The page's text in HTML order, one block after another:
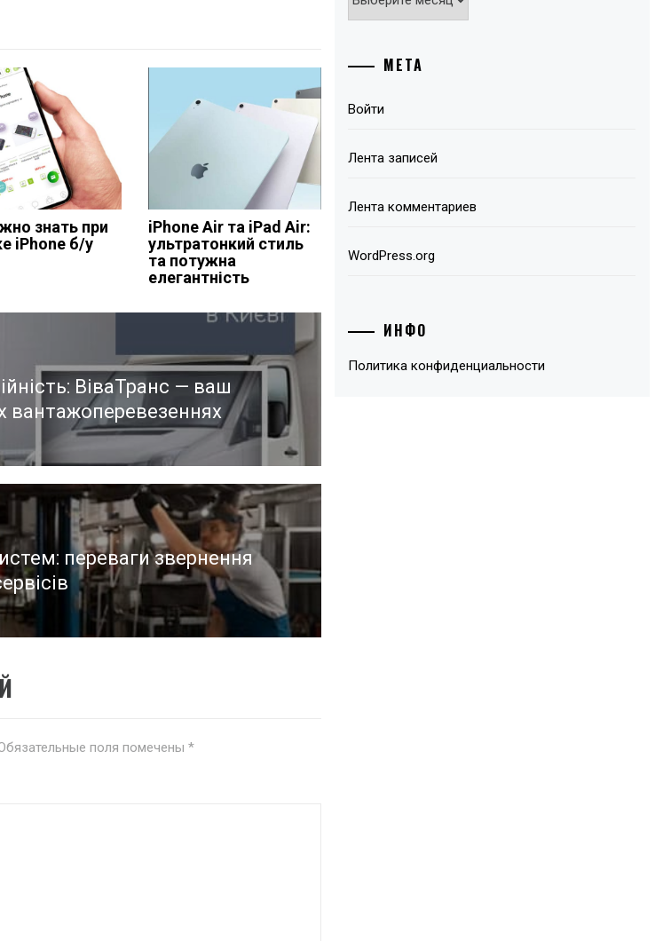
знать при
iPhone б/у
iPhone Air та iPad Air:
ультратонкий стиль
та потужна
елегантність
ВіваТранс — ваш
вантажоперевезеннях
переваги звернення
поля помечены *
МЕТА
Войти
Лента записей
Лента комментариев
WordPress.org
ИНФО
Политика конфиденциальности